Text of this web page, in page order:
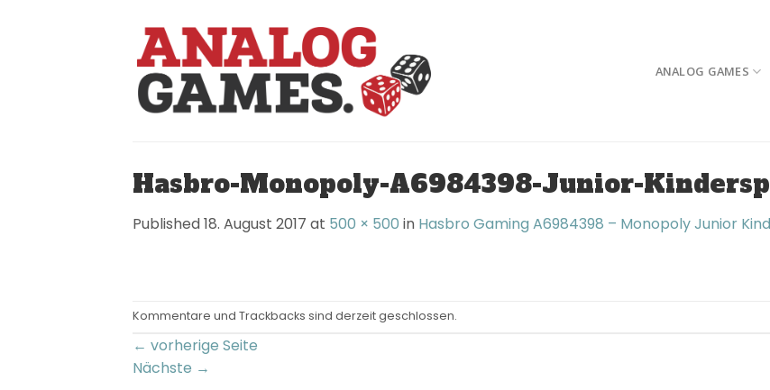
ANALOG GAMES
Hasbro-Monopoly-A6984398-Junior-
Published18. August 2017 at 500 × 500 in Hasbro Gaming A6984398 – Monopoly Junior
Kommentare und Trackbacks sind derzeit geschlossen.
← vorherige Seite
Nächste →